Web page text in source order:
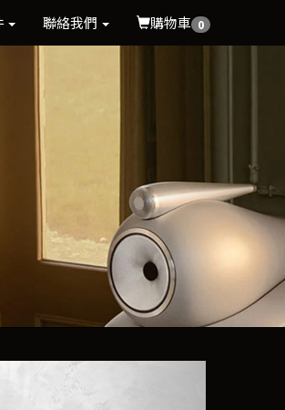
聯絡我們 購物車 0